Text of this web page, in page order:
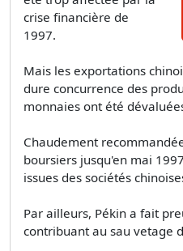
crise financière de
1997.
Mais les exportations
dure concurrence des
monnaies ont été
Chaudement
boursiers jusqu'en mai
issues des sociétés
Par ailleurs, Pékin a fait
contribuant au sau­ vetage